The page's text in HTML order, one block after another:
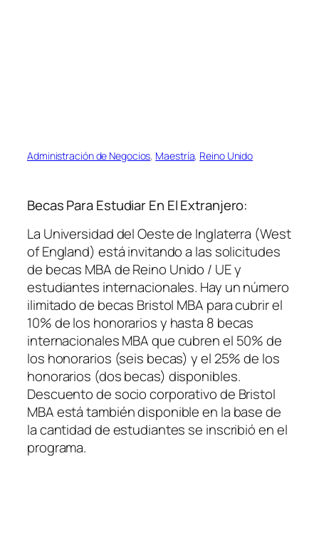
Administración de Negocios, Maestría, Reino Unido
Becas Para Estudiar En El Extranjero:
La Universidad del Oeste de Inglaterra (West
of England) está invitando a las solicitudes
de becas MBA de Reino Unido / UE y
estudiantes internacionales. Hay un número
ilimitado de becas Bristol MBA para cubrir el
10% de los honorarios y hasta 8 becas
internacionales MBA que cubren el 50% de
los honorarios (seis becas) y el 25% de los
honorarios (dos becas) disponibles.
Descuento de socio corporativo de Bristol
MBA está también disponible en la base de
la cantidad de estudiantes se inscribió en el
programa.